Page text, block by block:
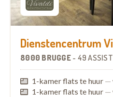
Dienstencentrum
8000 BRUGGE - 49
1-kamer flats te huur —
1-kamer flats te huur —